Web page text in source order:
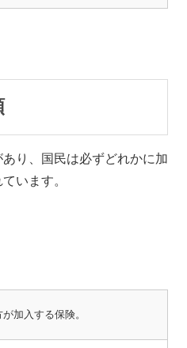
り、国民は必ずどれかに加
います。
加入する保険。